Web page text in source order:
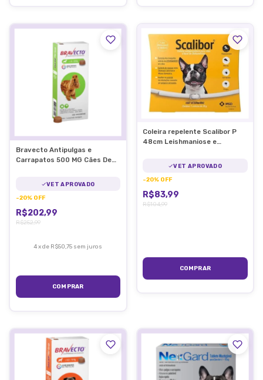
Bravecto Antipulgas e
Carrapatos 500 MG Cães De
VET APROVADO
-20% OFF
R$202,99
R$252,99
4xde R$50,75 sem juros
Coleira repelente Scalibor P
48cm Leishmaniose e
VET APROVADO
-20% OFF
R$83,99
R$104,99